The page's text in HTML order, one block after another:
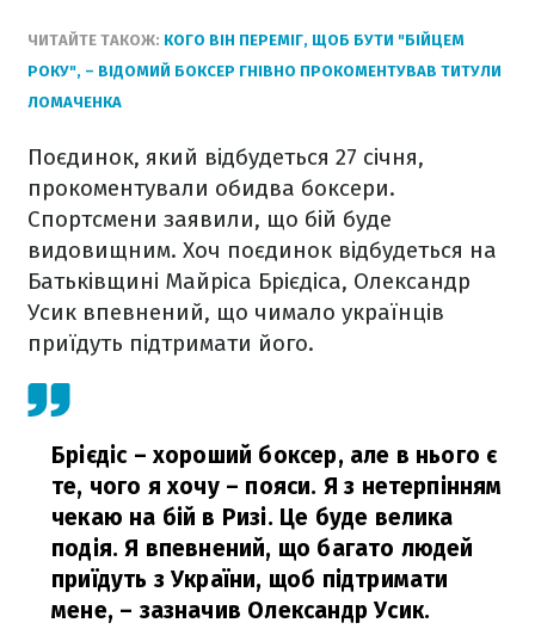
ЧИТАЙТЕ ТАКОЖ: КОГО ВІН ПЕРЕМІГ, ЩОБ БУТИ "БІЙЦЕМ
РОКУ", – ВІДОМИЙ БОКСЕР ГНІВНО ПРОКОМЕНТУВАВ ТИТУЛИ
ЛОМАЧЕНКА
Поєдинок, який відбудеться 27 січня,
прокоментували обидва боксери.
Спортсмени заявили, що бій буде
видовищним. Хоч поєдинок відбудеться на
Батьківщині Майріса Брієдіса, Олександр
Усик впевнений, що чимало українців
приїдуть підтримати його.
Брієдіс – хороший боксер, але в нього є
те, чого я хочу – пояси. Я з нетерпінням
чекаю на бій в Ризі. Це буде велика
подія. Я впевнений, що багато людей
приїдуть з України, щоб підтримати
мене, – зазначив Олександр Усик.